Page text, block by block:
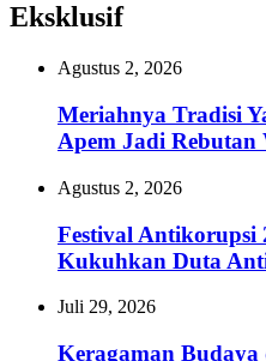
Eksklusif
Agustus 2, 2026
Meriahnya Tradisi
Apem Jadi Rebutan
Agustus 2, 2026
Festival Antikorupsi
Kukuhkan Duta
Juli 29, 2026
Keragaman Budaya